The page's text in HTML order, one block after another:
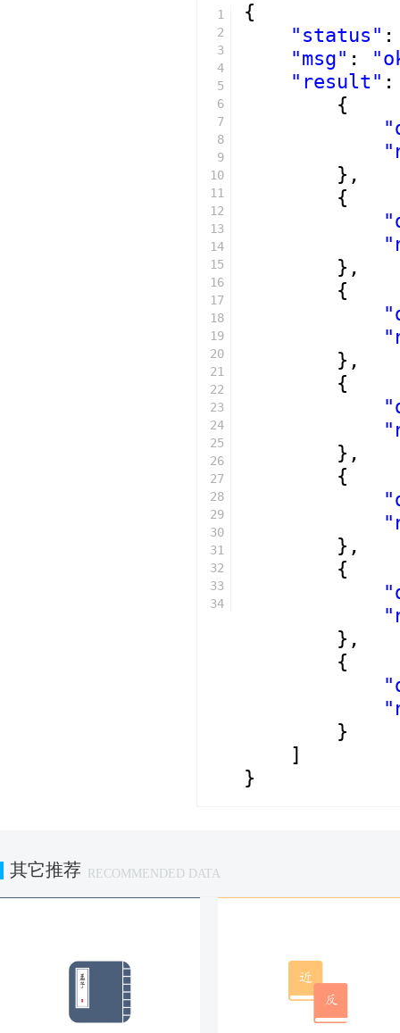
1
2
3
4
5
6
7
8
9
10
11
12
13
14
15
16
17
18
19
20
21
22
23
24
25
26
27
28
29
30
31
32
33
34
{
"status" :
"msg" :
"result"
{
},
{
},
{
},
{
},
{
},
{
},
{
}
]
}
其它推荐 RECOMMENDED DATA